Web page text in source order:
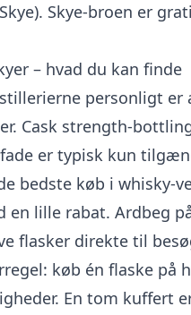
Skye-broen er
– hvad du kan finde
personligt
Cask strength-
er typisk kun
bedste køb i
en lille rabat. Ardbeg
flasker direkte til
køb én flaske på
En tom kuffert